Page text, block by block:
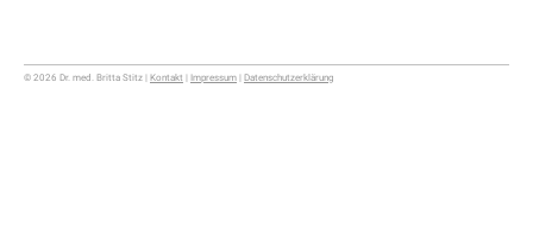
© 2026 Dr. med. Britta Stitz | Kontakt | Impressum | Datenschutzerklärung